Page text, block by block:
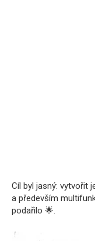
Cíl byl jasný: vytvořit
a především
podařilo 🌟.